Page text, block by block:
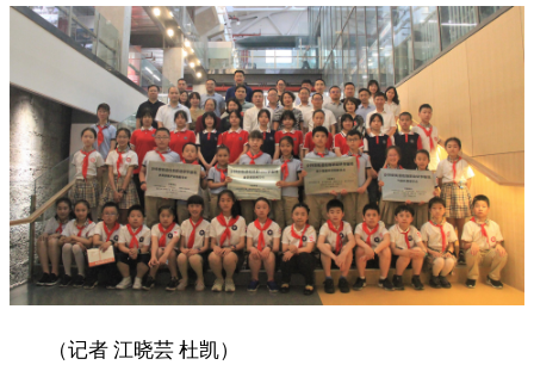
（记者 江晓芸 杜凯）